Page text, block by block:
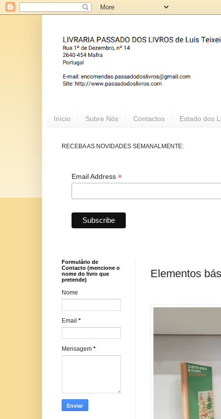
Início Sobre Nós Contactos Estado dos
RECEBA AS NOVIDADES SEMANALMENTE:
Email Address *
Elementos
Formulário de
Contacto (mencione o
nome do livro que
pretende)
Nome
Email *
Mensagem *